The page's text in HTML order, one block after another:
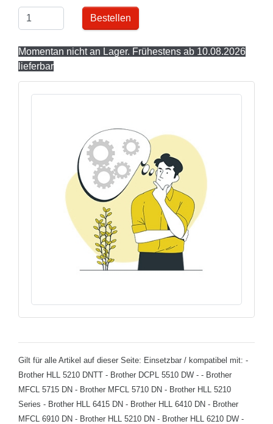
Bestellen
Momentan nicht an Lager. Frühestens ab 10.08.2026
lieferbar
Gilt für alle Artikel auf dieser Seite: Einsetzbar / kompatibel mit: -
Brother HLL 5210 DNTT - Brother DCPL 5510 DW - - Brother
MFCL 5715 DN - Brother MFCL 5710 DN - Brother HLL 5210
Series - Brother HLL 6415 DN - Brother HLL 6410 DN - Brother
MFCL 6910 DN - Brother HLL 5210 DN - Brother HLL 6210 DW -